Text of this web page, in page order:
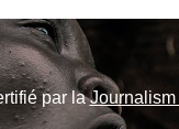
par laJournalism